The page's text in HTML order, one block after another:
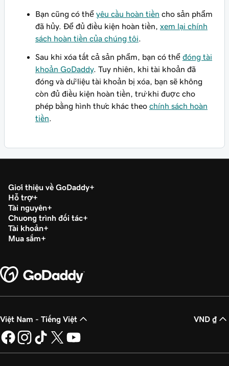
Bạn cũng có thể yêu cầu hoàn tiền cho sản phẩm
đã hủy. Để đủ điều kiện hoàn tiền, xem lại chính
sách hoàn tiền của chúng tôi.
Sau khi xóa tất cả sản phẩm, bạn có thể đóng tài
khoản GoDaddy. Tuy nhiên, khi tài khoản đã
đóng và dữ liệu tài khoản bị xóa, bạn sẽ không
còn đủ điều kiện hoàn tiền, trừ khi được cho
phép bằng hình thức khác theo chính sách hoàn
tiền.
Giới thiệu về GoDaddy
Hỗ trợ
Tài nguyên
Chương trình đối tác
Tài khoản
Mua sắm
Việt Nam - Tiếng Việt VND ₫